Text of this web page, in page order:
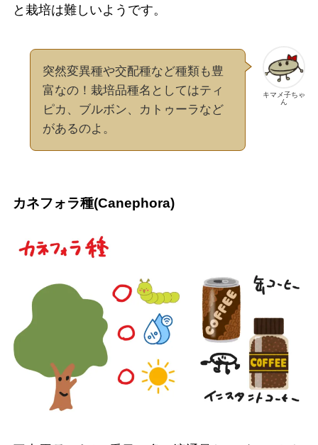
と栽培は難しいようです。
キマメ子ちゃ
ん
突然変異種や交配種など種類も豊
富なの！栽培品種名としてはティ
ピカ、ブルボン、カトゥーラなど
があるのよ。
カネフォラ種(Canephora)